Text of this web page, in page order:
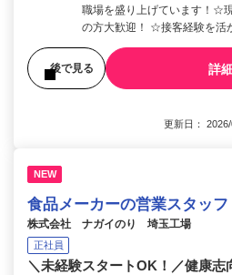
職場を盛り上げています！☆
の方大歓迎！ ☆接客経験を活
後で見る 詳
更新日：
NEW
食品メーカーの営業スタッフ
株式会社 ナガイのり 埼玉工場
正社員
＼未経験スタートOK！／健康志